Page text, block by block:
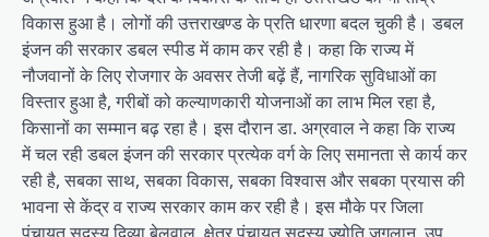
विकास हुआ है। लोगों की उत्तराखण्ड के प्रति धारणा बदल चुकी है। डबल
इंजन की सरकार डबल स्पीड में काम कर रही है। कहा कि राज्य में
नौजवानों के लिए रोजगार के अवसर तेजी बढ़ें हैं, नागरिक सुविधाओं का
विस्तार हुआ है, गरीबों को कल्याणकारी योजनाओं का लाभ मिल रहा है,
किसानों का सम्मान बढ़ रहा है। इस दौरान डा. अग्रवाल ने कहा कि राज्य
में चल रही डबल इंजन की सरकार प्रत्येक वर्ग के लिए समानता से कार्य कर
रही है, सबका साथ, सबका विकास, सबका विश्वास और सबका प्रयास की
भावना से केंद्र व राज्य सरकार काम कर रही है। इस मौके पर जिला